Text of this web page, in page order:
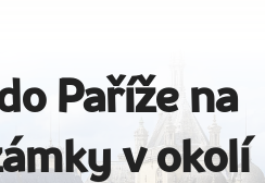
Paříže na
v okolí